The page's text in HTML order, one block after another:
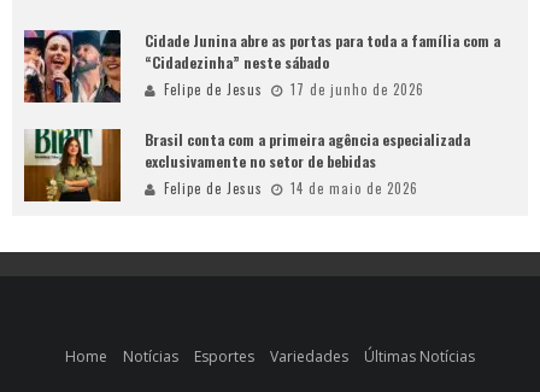
Cidade Junina abre as portas para toda a família com a
“Cidadezinha” neste sábado
Felipe de Jesus 17 de junho de 2026
Brasil conta com a primeira agência especializada
exclusivamente no setor de bebidas
Felipe de Jesus 14 de maio de 2026
Home Notícias Esportes Variedades Últimas Notícias